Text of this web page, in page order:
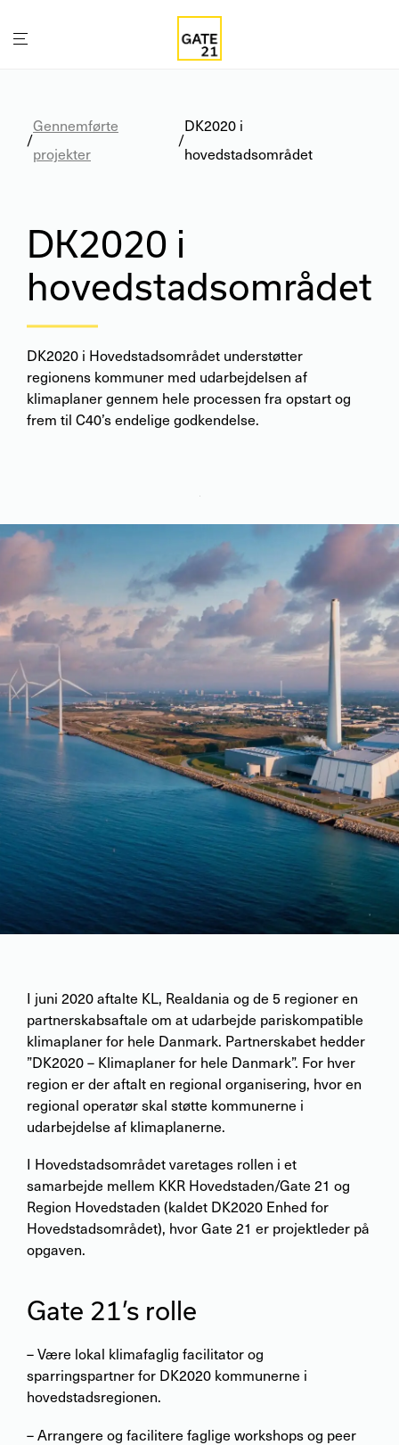
/
Gennemførte
projekter
/
DK2020 i
hovedstadsområdet
DK2020 i
hovedstadsområdet
DK2020 i Hovedstadsområdet understøtter
regionens kommuner med udarbejdelsen af
klimaplaner gennem hele processen fra opstart og
frem til C40’s endelige godkendelse.
I juni 2020 aftalte KL, Realdania og de 5 regioner en
partnerskabsaftale om at udarbejde pariskompatible
klimaplaner for hele Danmark. Partnerskabet hedder
”DK2020 – Klimaplaner for hele Danmark”. For hver
region er der aftalt en regional organisering, hvor en
regional operatør skal støtte kommunerne i
udarbejdelse af klimaplanerne.
I Hovedstadsområdet varetages rollen i et
samarbejde mellem KKR Hovedstaden/Gate 21 og
Region Hovedstaden (kaldet DK2020 Enhed for
Hovedstadsområdet), hvor Gate 21 er projektleder på
opgaven.
Gate 21’s rolle
– Være lokal klimafaglig facilitator og
sparringspartner for DK2020 kommunerne i
hovedstadsregionen.
– Arrangere og facilitere faglige workshops og peer